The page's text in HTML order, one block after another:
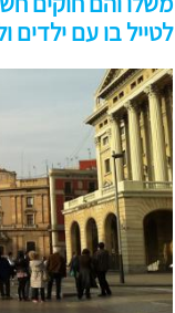
לטייל בו עם